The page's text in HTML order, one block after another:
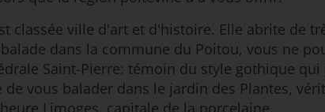
classée ville d'art et d'histoire. Elle abrite de
dans la commune du Poitou, vous ne
Saint-Pierre: témoin du style gothique
vous balader dans le jardin des Plantes,
Limoges, capitale de la porcelaine.